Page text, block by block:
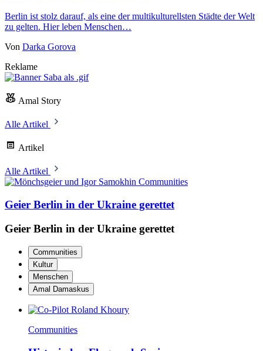
Berlin ist stolz darauf, als eine der multikulturellsten Städte der Welt
zu gelten. Hier leben Menschen…
Von Darka Gorova
Reklame
Amal Story
Alle Artikel
Artikel
Alle Artikel
Communities
Geier Berlin in der Ukraine gerettet
Geier Berlin in der Ukraine gerettet
Communities
Kultur
Menschen
Amal Damaskus
Communities